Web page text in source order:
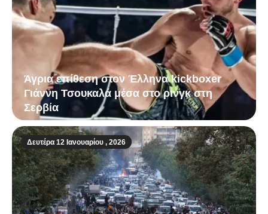
Άγρια επίθεση στον Έλληνα kickboxer
Γιάννη Τσουκαλά μέσα στο ρινγκ στη
Σερβία
Δευτέρα 12 Ιανουαρίου , 2026